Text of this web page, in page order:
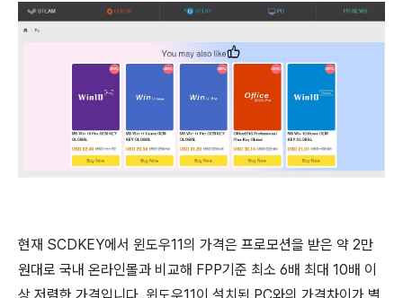
현재 SCDKEY에서 윈도우11의 가격은 프로모션을 받은 약 2만
원대로 국내 온라인몰과 비교해 FPP기준 최소 6배 최대 10배 이